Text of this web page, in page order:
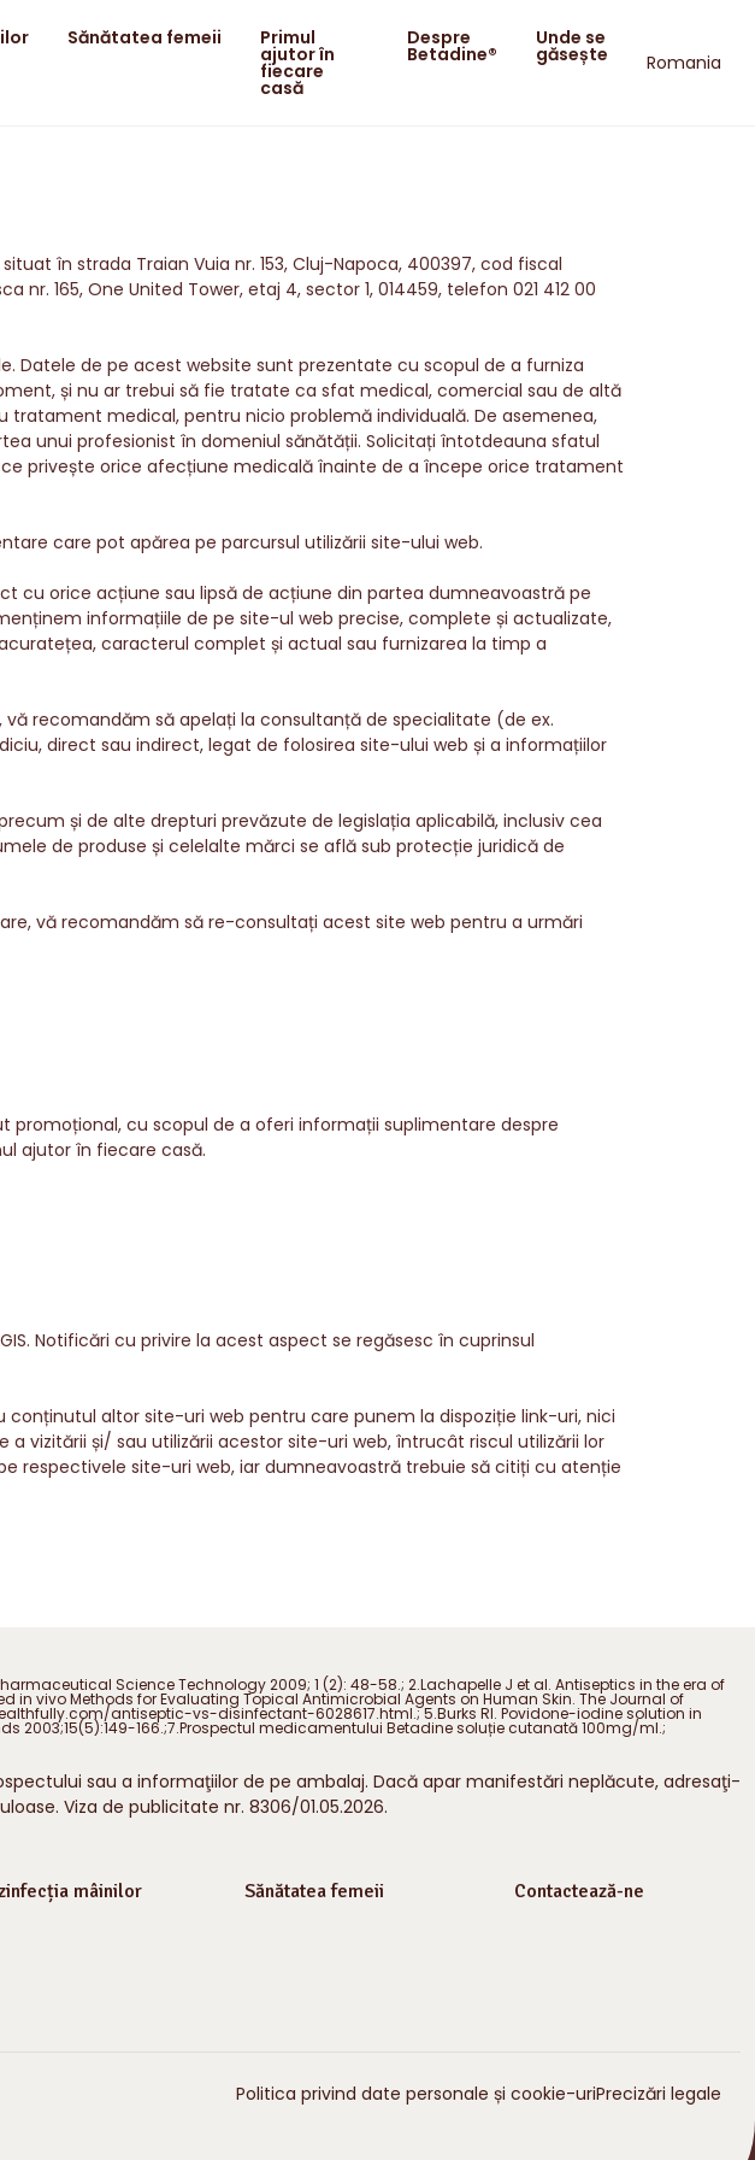
Sănătatea femeii Primul
ajutor în
fiecare
casă
Despre
Betadine®
Unde se
găsește Romania
situat în strada Traian Vuia nr. 153, Cluj-Napoca, 400397, cod fiscal
165, One United Tower, etaj 4, sector 1, 014459, telefon 021 412 00
Datele de pe acest website sunt prezentate cu scopul de a furniza
și nu ar trebui să fie tratate ca sfat medical, comercial sau de altă
medical, pentru nicio problemă individuală. De asemenea,
unui profesionist în domeniul sănătății. Solicitați întotdeauna sfatul
privește orice afecțiune medicală înainte de a începe orice tratament
care pot apărea pe parcursul utilizării site-ului web.
cu orice acțiune sau lipsă de acțiune din partea dumneavoastră pe
informațiile de pe site-ul web precise, complete și actualizate,
caracterul complet și actual sau furnizarea la timp a
recomandăm să apelați la consultanță de specialitate (de ex.
direct sau indirect, legat de folosirea site-ului web și a informațiilor
și de alte drepturi prevăzute de legislația aplicabilă, inclusiv cea
de produse și celelalte mărci se află sub protecție juridică de
vă recomandăm să re-consultați acest site web pentru a urmări
promoțional, cu scopul de a oferi informații suplimentare despre
ajutor în fiecare casă.
Notificări cu privire la acest aspect se regăsesc în cuprinsul
altor site-uri web pentru care punem la dispoziție link-uri, nici
vizitării și/ sau utilizării acestor site-uri web, întrucât riscul utilizării lor
respectivele site-uri web, iar dumneavoastră trebuie să citiți cu atenție
Science Technology 2009; 1 (2): 48-58.; 2.Lachapelle J et al. Antiseptics in the era of
in vivo Methods for Evaluating Topical Antimicrobial Agents on Human Skin. The Journal of
antiseptic-vs-disinfectant-6028617.html.; 5.Burks RI. Povidone-iodine solution in
2003;15(5):149-166.;7.Prospectul medicamentului Betadine soluție cutanată 100mg/ml.;
sau a informaţiilor de pe ambalaj. Dacă apar manifestări neplăcute, adresaţi-
Viza de publicitate nr. 8306/01.05.2026.
mâinilor Sănătatea femeii Contactează-ne
Politica privind date personale și cookie-uriPrecizări legale